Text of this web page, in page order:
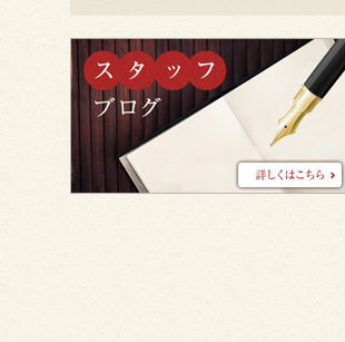
ス
タ
ッ
ロ
グ